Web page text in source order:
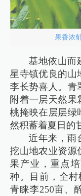
果香浓
基地依山而
星寺镇优良的山
李长势喜人。青
附着一层天然果
桃掩映在层层绿
然积蓄着夏日的
近年来，雨
挖山地农业资源
果产业，重点
种。目前，全
青睐李250亩、